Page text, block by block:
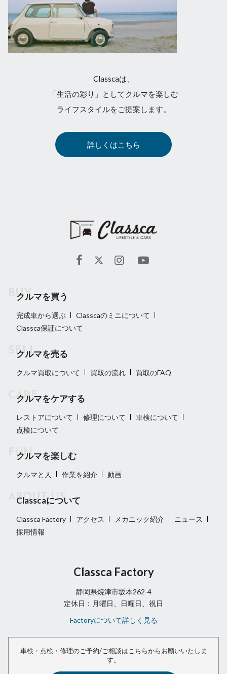
Classcaは、
「生活の彩り」としてクルマを楽しむ
ライフスタイルをご提案します。
詳しくはこちら
クルマを買う
完成車から選ぶ
Classcaのミニについて
Classca保証について
クルマを売る
クルマ買取について 買取の流れ 買取のFAQ
クルマをケアする
レストアについて 修理について
車検について
点検について
クルマを楽しむ
クルマと人 作業を紹介 動画
Classcaについて
Classca Factory アクセス メカニック紹介
ニュース
採用情報
Classca Factory
静岡県焼津市坂本262-4
定休日：月曜日、日曜日、祝日
Factoryについて詳しく見る
車検・点検・修理のご予約/ご相談は こちらからお願いいたしま
す。